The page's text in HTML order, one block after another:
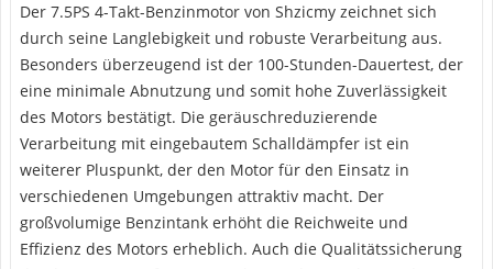
Der 7.5PS 4-Takt-Benzinmotor von Shzicmy zeichnet sich
durch seine Langlebigkeit und robuste Verarbeitung aus.
Besonders überzeugend ist der 100-Stunden-Dauertest, der
eine minimale Abnutzung und somit hohe Zuverlässigkeit
des Motors bestätigt. Die geräuschreduzierende
Verarbeitung mit eingebautem Schalldämpfer ist ein
weiterer Pluspunkt, der den Motor für den Einsatz in
verschiedenen Umgebungen attraktiv macht. Der
großvolumige Benzintank erhöht die Reichweite und
Effizienz des Motors erheblich. Auch die Qualitätssicherung